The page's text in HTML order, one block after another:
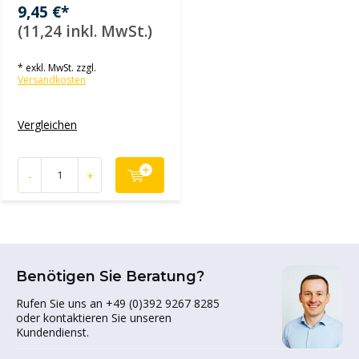
9,45 €*
(11,24 inkl. MwSt.)
* exkl. MwSt. zzgl.
Versandkosten
Vergleichen
- +
Benötigen Sie Beratung?
Rufen Sie uns an +49 (0)392 9267 8285
oder kontaktieren Sie unseren
Kundendienst.